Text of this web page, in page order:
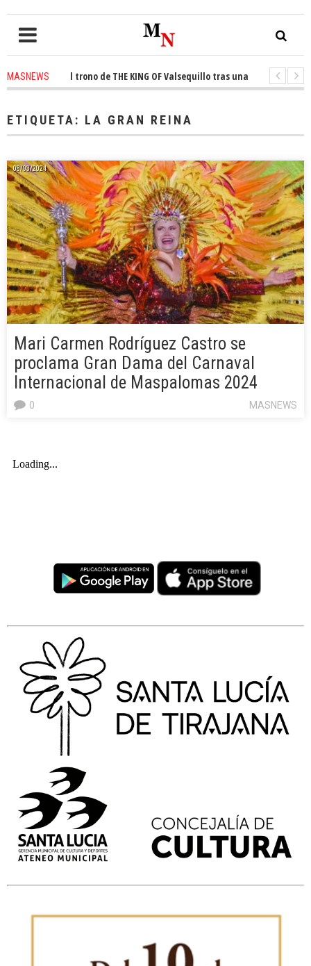
MASNEWSel trono de THE KING OF Valsequillo tras una jornada de
ETIQUETA: LA GRAN REINA
08/03/2024
Mari Carmen Rodríguez Castro se
proclama Gran Dama del Carnaval
Internacional de Maspalomas 2024
MASNEWS
0